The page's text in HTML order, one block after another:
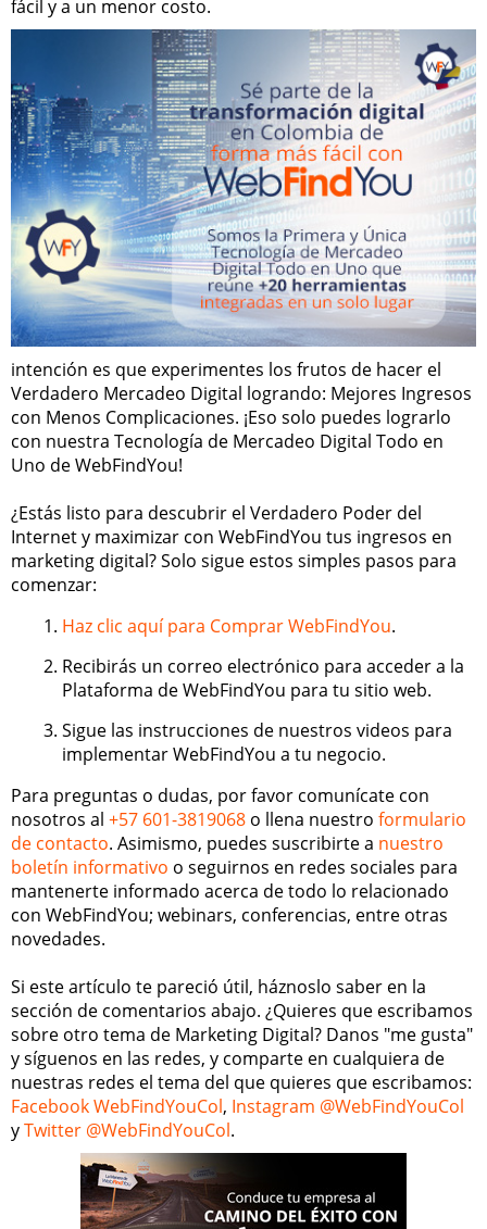
fácil y a un menor costo.
intención es que experimentes los frutos de hacer el
Verdadero Mercadeo Digital logrando: Mejores Ingresos
con Menos Complicaciones. ¡Eso solo puedes lograrlo
con nuestra Tecnología de Mercadeo Digital Todo en
Uno de WebFindYou!
¿Estás listo para descubrir el Verdadero Poder del
Internet y maximizar con WebFindYou tus ingresos en
marketing digital? Solo sigue estos simples pasos para
comenzar:
Haz clic aquí para Comprar WebFindYou.
Recibirás un correo electrónico para acceder a la
Plataforma de WebFindYou para tu sitio web.
Sigue las instrucciones de nuestros videos para
implementar WebFindYou a tu negocio.
Para preguntas o dudas, por favor comunícate con
nosotros al +57 601-3819068 o llena nuestro formulario
de contacto. Asimismo, puedes suscribirte a nuestro
boletín informativo o seguirnos en redes sociales para
mantenerte informado acerca de todo lo relacionado
con WebFindYou; webinars, conferencias, entre otras
novedades.
Si este artículo te pareció útil, háznoslo saber en la
sección de comentarios abajo. ¿Quieres que escribamos
sobre otro tema de Marketing Digital? Danos "me gusta"
y síguenos en las redes, y comparte en cualquiera de
nuestras redes el tema del que quieres que escribamos:
Facebook WebFindYouCol, Instagram @WebFindYouCol
yTwitter @WebFindYouCol.